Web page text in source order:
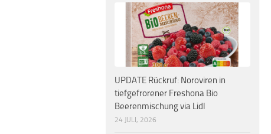
UPDATE Rückruf: Noroviren in
tiefgefrorener Freshona Bio
Beerenmischung via Lidl
24 JULI, 2026